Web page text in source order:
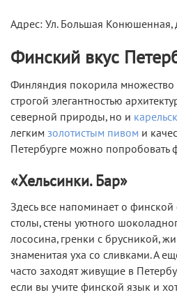
Адрес: Ул. Большая Конюшенная,
Финский вкус
Финляндия покорила множество
строгой элегантностью
северной природы, но и
легким золотистым пивом и
Петербурге можно попробовать
«Хельсинки. Бар»
Здесь все напоминает о
столы, стены уютного
лососина, гренки с брусникой,
знаменитая уха со сливками. А
часто заходят живущие в
если вы учите финской язык и